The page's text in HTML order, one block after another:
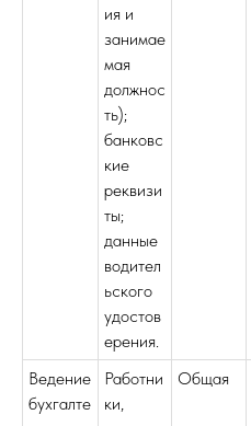
ия и
занимае
мая
должнос
ть);
банковс
кие
реквизи
ты;
данные
водител
ьского
удостов
ерения.
Ведение
бухгалте
Работни
ки,
Общая